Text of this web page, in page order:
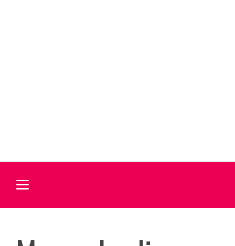
Menu